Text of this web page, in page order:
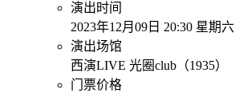
演出时间
2023年12月09日 20:30 星期六
演出场馆
西演LIVE 光圈club（1935）
门票价格